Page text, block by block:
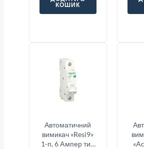
КОШИК
Автоматичний
вимикач «Resi9»
1-п, 6 Aмпер тип